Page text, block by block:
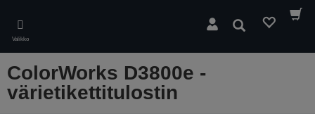
main
content
Valikko
Hae
ColorWorks D3800e -
värietikettitulostin